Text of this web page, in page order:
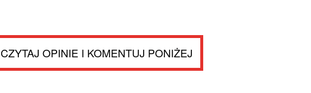
CZYTAJ OPINIE I KOMENTUJ PONIŻEJ